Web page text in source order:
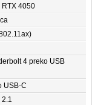
RTX 4050
4 preko USB
USB-C
2.1